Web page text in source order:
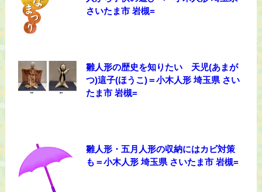
さいたま市 岩槻=
雛人形の歴史を知りたい 天児(あまが
つ)這子(ほうこ)＝小木人形 埼玉県 さい
たま市 岩槻=
雛人形・五月人形の収納にはカビ対策
も＝小木人形 埼玉県 さいたま市 岩槻=